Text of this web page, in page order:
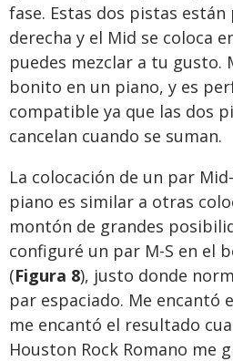
fase. Estas dos pistas
derecha y el Mid se coloca
puedes mezclar a tu gusto.
bonito en un piano, y es
compatible ya que las dos
cancelan cuando se suman.
La colocación de un par
piano es similar a otras
montón de grandes
configuré un par M-S en el
(Figura 8), justo donde
par espaciado. Me encantó
me encantó el resultado
Houston Rock Romano me